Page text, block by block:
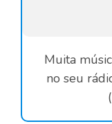
Muita
no seu